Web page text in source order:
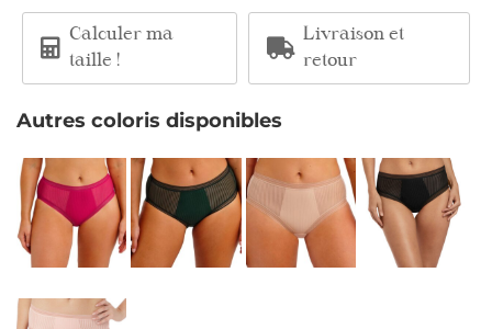
Calculer ma
taille !
Livraison et
retour
Autres coloris disponibles